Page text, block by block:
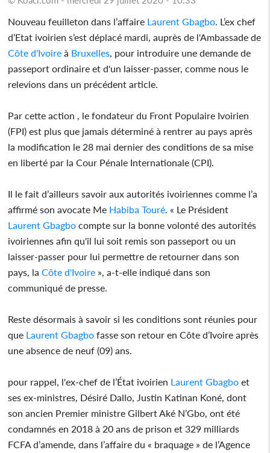
Nouveau feuilleton dans l’affaire Laurent Gbagbo . L’ex chef
d’Etat ivoirien s’est déplacé mardi, auprès de l'Ambassade de
Côte d'Ivoire à Bruxelles , pour introduire une demande de
passeport ordinaire et d'un laisser-passer, comme nous le
relevions dans un précédent article.
Par cette action , le fondateur du Front Populaire Ivoirien
(FPI) est plus que jamais déterminé à rentrer au pays après
la modification le 28 mai dernier des conditions de sa mise
en liberté par la Cour Pénale Internationale (CPI).
Il le fait d’ailleurs savoir aux autorités ivoiriennes comme l’a
affirmé son avocate Me Habiba Touré . « Le Président
Laurent Gbagbo compte sur la bonne volonté des autorités
ivoiriennes afin qu'il lui soit remis son passeport ou un
laisser-passer pour lui permettre de retourner dans son
pays, laCôte d'Ivoire », a-t-elle indiqué dans son
communiqué de presse.
Reste désormais à savoir si les conditions sont réunies pour
que Laurent Gbagbo fasse son retour en Côte d’Ivoire après
une absence de neuf (09) ans.
pour rappel, l'ex-chef de l’État ivoirien Laurent Gbagbo et
ses ex-ministres, Désiré Dallo, Justin Katinan Koné, dont
son ancien Premier ministre Gilbert Aké N’Gbo, ont été
condamnés en 2018 à 20 ans de prison et 329 milliards
FCFA d’amende, dans l’affaire du « braquage » de l’Agence